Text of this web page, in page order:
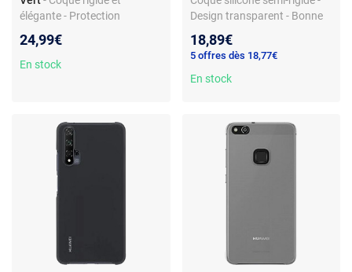
élégante - Protection
24,99€
En stock
Design transparent - Bonne
Huawei P40 Pro
18,89€
5 offres dès 18,77€
En stock